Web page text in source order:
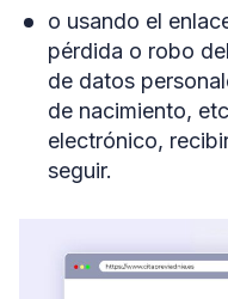
o usando el
pérdida o robo
de datos
de nacimiento,
electrónico,
seguir.